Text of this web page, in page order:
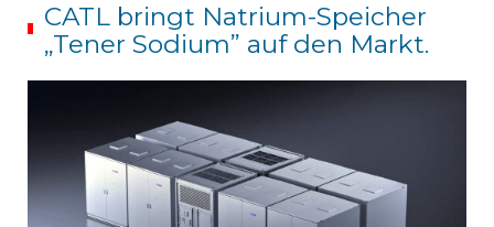
CATL bringt Natrium-Speicher
„Tener Sodium” auf den Markt.